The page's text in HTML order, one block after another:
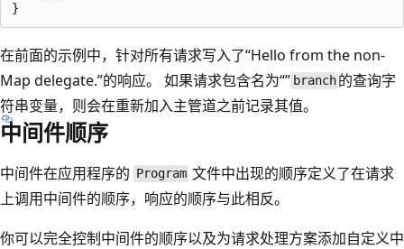
在前面的示例中，针对所有请求写入了“Hello from the non-
Map delegate.”的响应。 如果请求包含名为“” branch 的查询字
符串变量，则会在重新加入主管道之前记录其值。
中间件顺序
中间件在应用程序的 Program 文件中出现的顺序定义了在请求
上调用中间件的顺序，响应的顺序与此相反。
你可以完全控制中间件的顺序以及为请求处理方案添加自定义中